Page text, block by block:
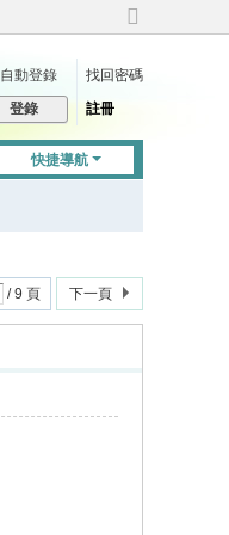
切
到
自動登錄
找回密碼
登錄 註冊
快捷導航
/ 9 頁 下一頁